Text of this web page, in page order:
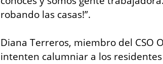
robando las casas!”.
Diana Terreros, miembro del CSO
intenten calumniar a los